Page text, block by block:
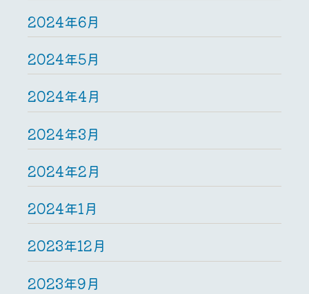
2024年6月
2024年5月
2024年4月
2024年3月
2024年2月
2024年1月
2023年12月
2023年9月